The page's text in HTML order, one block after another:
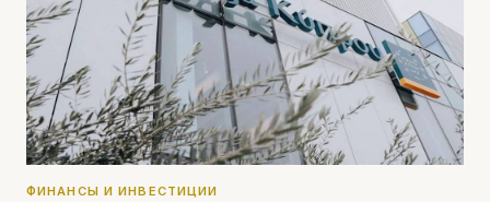
ФИНАНСЫ И ИНВЕСТИЦИИ